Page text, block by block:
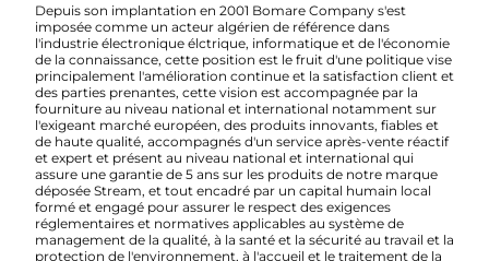
Depuis son implantation en 2001 Bomare Company s'est
imposée comme un acteur algérien de référence dans
l'industrie électronique élctrique, informatique et de l'économie
de la connaissance, cette position est le fruit d'une politique vise
principalement l'amélioration continue et la satisfaction client et
des parties prenantes, cette vision est accompagnée par la
fourniture au niveau national et international notamment sur
l'exigeant marché européen, des produits innovants, fiables et
de haute qualité, accompagnés d'un service après-vente réactif
et expert et présent au niveau national et international qui
assure une garantie de 5 ans sur les produits de notre marque
déposée Stream, et tout encadré par un capital humain local
formé et engagé pour assurer le respect des exigences
réglementaires et normatives applicables au système de
management de la qualité, à la santé et la sécurité au travail et la
protection de l'environnement, à l'accueil et le traitement de la